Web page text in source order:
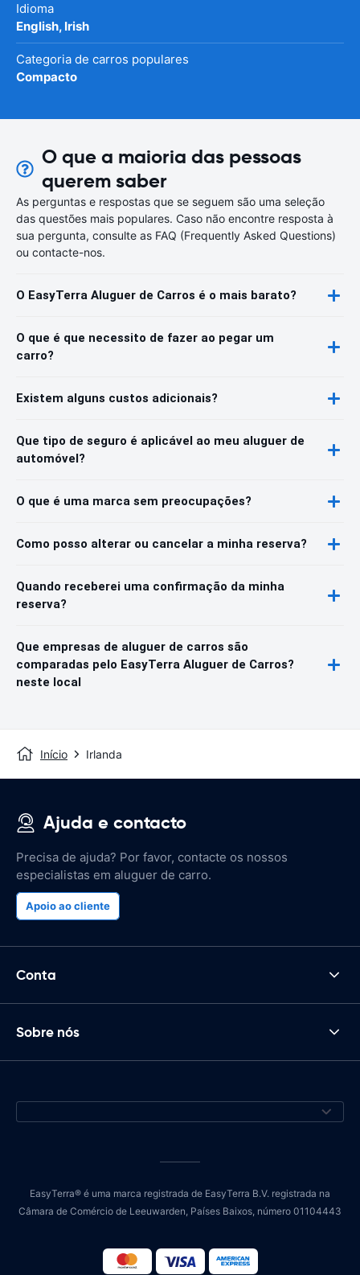
Idioma
English, Irish
Categoria de carros populares
Compacto
O que a maioria das pessoas
querem saber
As perguntas e respostas que se seguem são uma seleção
das questões mais populares. Caso não encontre resposta à
sua pergunta, consulte as FAQ (Frequently Asked Questions)
ou contacte-nos.
O EasyTerra Aluguer de Carros é o mais barato?
O que é que necessito de fazer ao pegar um
carro?
Existem alguns custos adicionais?
Que tipo de seguro é aplicável ao meu aluguer de
automóvel?
O que é uma marca sem preocupações?
Como posso alterar ou cancelar a minha reserva?
Quando receberei uma confirmação da minha
reserva?
Que empresas de aluguer de carros são
comparadas pelo EasyTerra Aluguer de Carros?
neste local
Início Irlanda
Ajuda e contacto
Precisa de ajuda? Por favor, contacte os nossos
especialistas em aluguer de carro.
Apoio ao cliente
Conta
Sobre nós
EasyTerra® é uma marca registrada de EasyTerra B.V. registrada na
Câmara de Comércio de Leeuwarden, Países Baixos, número 01104443